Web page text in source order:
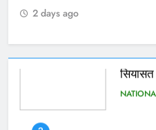
2 days ago
भरत
Ballia :